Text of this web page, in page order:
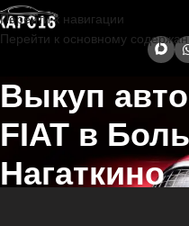
Перейти к навигации
Перейти к основному
Выкуп
FIAT в
Нагаткино